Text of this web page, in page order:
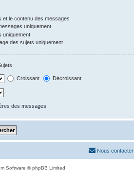
et le contenu des messages
uniquement
uniquement
des sujets uniquement
Croissant Décroissant
des messages
Nous contacter
Software © phpBB Limited